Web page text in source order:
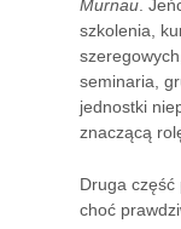
Murnau .
szkolenia,
seminaria,
jednostki
znaczącą
Druga część
choć